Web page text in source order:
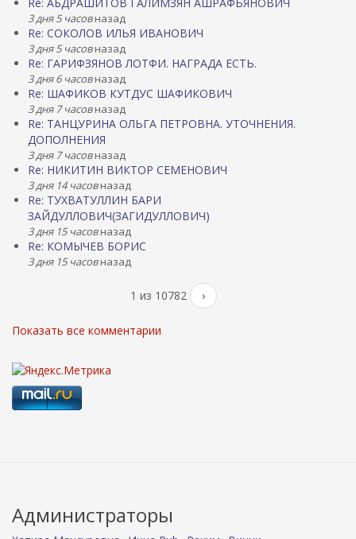
3 дня 5 часовназад
Re: СОКОЛОВ ИЛЬЯ ИВАНОВИЧ
3 дня 5 часовназад
Re: ГАРИФЗЯНОВ ЛОТФИ. НАГРАДА ЕСТЬ.
3 дня 6 часовназад
Re: ШАФИКОВ КУТДУС ШАФИКОВИЧ
3 дня 7 часовназад
Re: ТАНЦУРИНА ОЛЬГА ПЕТРОВНА. УТОЧНЕНИЯ.
ДОПОЛНЕНИЯ
3 дня 7 часовназад
Re: НИКИТИН ВИКТОР СЕМЕНОВИЧ
3 дня 14 часовназад
Re: ТУХВАТУЛЛИН БАРИ
ЗАЙДУЛЛОВИЧ(ЗАГИДУЛЛОВИЧ)
3 дня 15 часовназад
Re: КОМЫЧЕВ БОРИС
3 дня 15 часовназад
1 из 10782 ›
Показать все комментарии
Администраторы